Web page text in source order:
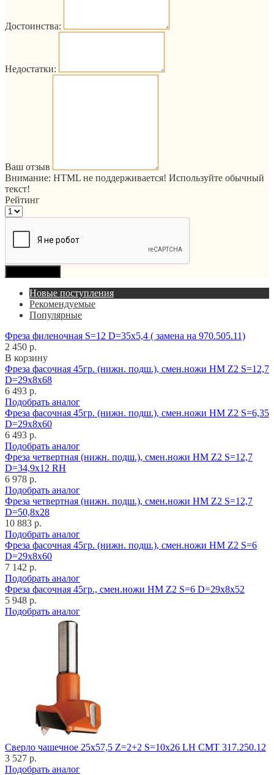
Достоинства:
Недостатки:
Ваш отзыв
Внимание: HTML не поддерживается! Используйте обычный
текст!
Рейтинг
Новые поступления
Рекомендуемые
Популярные
Фреза филеночная S=12 D=35x5,4 ( замена на 970.505.11)
2 450 р.
В корзину
Фреза фасочная 45гр. (нижн. подш.), смен.ножи HM Z2 S=12,7
D=29x8x68
6 493 р.
Подобрать аналог
Фреза фасочная 45гр. (нижн. подш.), смен.ножи HM Z2 S=6,35
D=29x8x60
6 493 р.
Подобрать аналог
Фреза четвертная (нижн. подш.), смен.ножи HM Z2 S=12,7
D=34,9x12 RH
6 978 р.
Подобрать аналог
Фреза четвертная (нижн. подш.), смен.ножи HM Z2 S=12,7
D=50,8x28
10 883 р.
Подобрать аналог
Фреза фасочная 45гр. (нижн. подш.), смен.ножи HM Z2 S=6
D=29x8x60
7 142 р.
Подобрать аналог
Фреза фасочная 45гр., смен.ножи HM Z2 S=6 D=29x8x52
5 948 р.
Подобрать аналог
Cверло чашечное 25x57,5 Z=2+2 S=10x26 LH CMT 317.250.12
3 527 р.
Подобрать аналог